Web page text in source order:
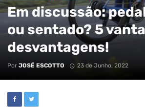
Em discussão:
ou sentado? 5
desvantagens!
Por JOSÉ ESCOTTO 23 de Junho, 2022